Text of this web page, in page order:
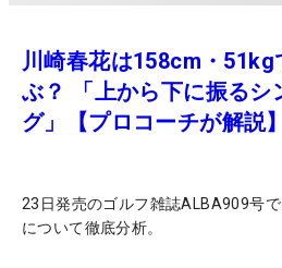
川崎春花は158cm・
ぶ？ 「上から下に振るシ
グ」【プロコーチが解説】
23日発売のゴルフ雑誌ALBA909号
について徹底分析。